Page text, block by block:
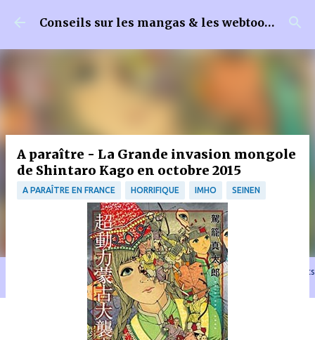
Accéder au contenu principal Conseils sur les mangas & les webtoons
🐈‍⬛ En tant que Partenaire Amazon, je réalise un bénéfice sur les achats
remplissant les conditions requises quand vous achetez sur Amazon.fr
A paraître - La Grande invasion mongole
de Shintaro Kago en octobre 2015
A PARAÎTRE EN FRANCE HORRIFIQUE IMHO SEINEN